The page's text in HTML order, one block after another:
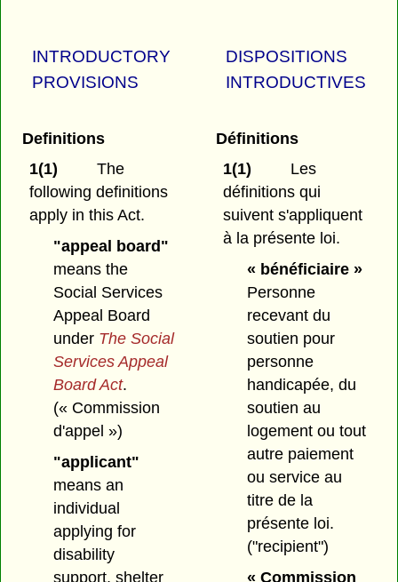
INTRODUCTORY
PROVISIONS
DISPOSITIONS
INTRODUCTIVES
Definitions
1(1)
The
following definitions
apply in this Act.
"appeal board"
means the
Social Services
Appeal Board
under The Social
Services Appeal
Board Act.
(« Commission
d'appel »)
"applicant"
means an
individual
applying for
disability
support, shelter
Définitions
1(1)
Les
définitions qui
suivent s'appliquent
à la présente loi.
« bénéficiaire »
Personne
recevant du
soutien pour
personne
handicapée, du
soutien au
logement ou tout
autre paiement
ou service au
titre de la
présente loi.
("recipient")
« Commission